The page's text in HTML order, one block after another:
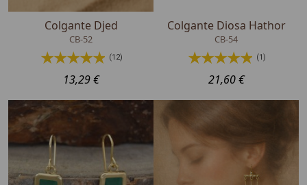
Colgante Djed
CB-52
(12)
13,29 €
Colgante Diosa Hathor
CB-54
(1)
21,60 €